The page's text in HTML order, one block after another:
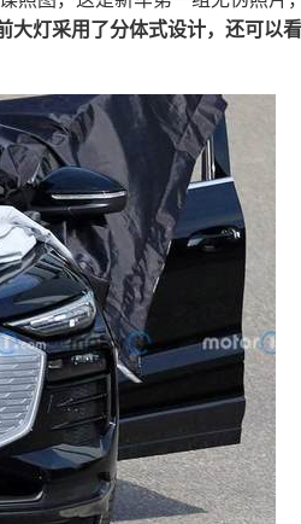
大灯采用了分体式设计，还可以